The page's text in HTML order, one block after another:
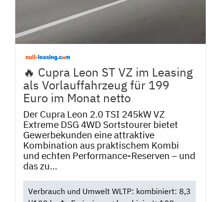
🔥 Cupra Leon ST VZ im Leasing
als Vorlauffahrzeug für 199
Euro im Monat netto
Der Cupra Leon 2.0 TSI 245kW VZ
Extreme DSG 4WD Sortstourer bietet
Gewerbekunden eine attraktive
Kombination aus praktischem Kombi
und echten Performance-Reserven – und
das zu...
Verbrauch und Umwelt WLTP: kombiniert: 8,3